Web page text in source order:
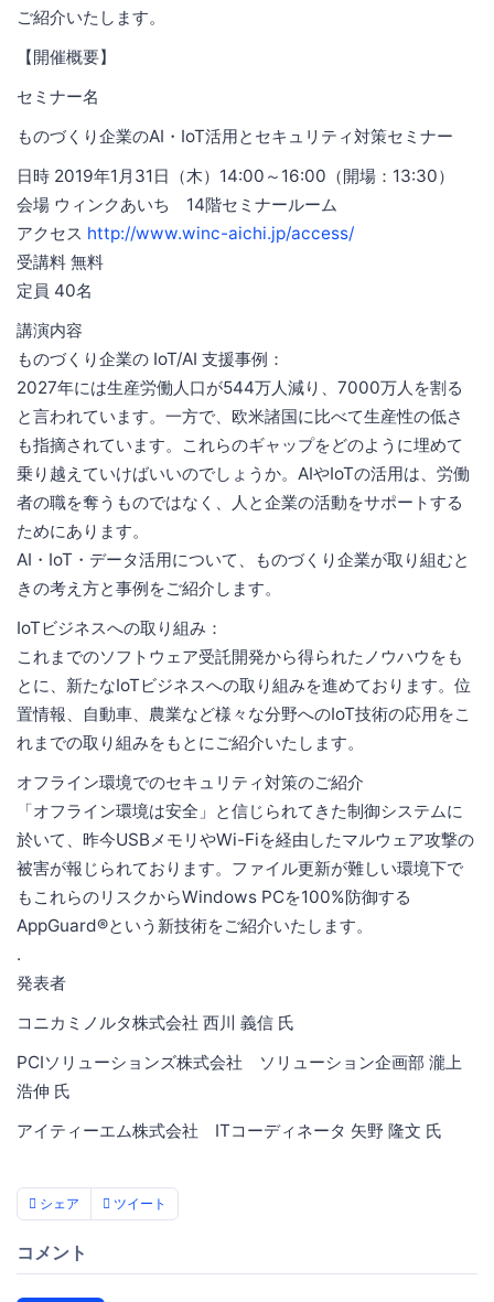
ご紹介いたします。
【開催概要】
セミナー名
ものづくり企業のAI・IoT活用とセキュリティ対策セミナー
日時 2019年1月31日（木）14:00～16:00（開場：13:30）
会場 ウィンクあいち 14階セミナールーム
アクセス http://www.winc-aichi.jp/access/
受講料 無料
定員 40名
講演内容
ものづくり企業の IoT/AI 支援事例：
2027年には生産労働人口が544万人減り、7000万人を割る
と言われています。一方で、欧米諸国に比べて生産性の低さ
も指摘されています。これらのギャップをどのように埋めて
乗り越えていけばいいのでしょうか。AIやIoTの活用は、労働
者の職を奪うものではなく、人と企業の活動をサポートする
ためにあります。
AI・IoT・データ活用について、ものづくり企業が取り組むと
きの考え方と事例をご紹介します。
IoTビジネスへの取り組み：
これまでのソフトウェア受託開発から得られたノウハウをも
とに、新たなIoTビジネスへの取り組みを進めております。位
置情報、自動車、農業など様々な分野へのIoT技術の応用をこ
れまでの取り組みをもとにご紹介いたします。
オフライン環境でのセキュリティ対策のご紹介
「オフライン環境は安全」と信じられてきた制御システムに
於いて、昨今USBメモリやWi-Fiを経由したマルウェア攻撃の
被害が報じられております。ファイル更新が難しい環境下で
もこれらのリスクからWindows PCを100%防御する
AppGuard®という新技術をご紹介いたします。
.
発表者
コニカミノルタ株式会社 西川 義信 氏
PCIソリューションズ株式会社 ソリューション企画部 瀧上
浩伸 氏
アイティーエム株式会社 ITコーディネータ 矢野 隆文 氏
シェア ツイート
コメント